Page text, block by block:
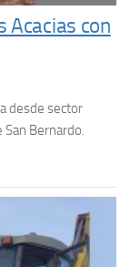
Acacias con
desde sector
Bernardo.